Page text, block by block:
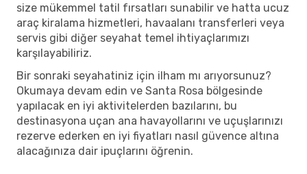
size mükemmel tatil fırsatları sunabilir ve hatta ucuz
araç kiralama hizmetleri, havaalanı transferleri veya
servis gibi diğer seyahat temel ihtiyaçlarımızı
karşılayabiliriz.
Bir sonraki seyahatiniz için ilham mı arıyorsunuz?
Okumaya devam edin ve Santa Rosa bölgesinde
yapılacak en iyi aktivitelerden bazılarını, bu
destinasyona uçan ana havayollarını ve uçuşlarınızı
rezerve ederken en iyi fiyatları nasıl güvence altına
alacağınıza dair ipuçlarını öğrenin.